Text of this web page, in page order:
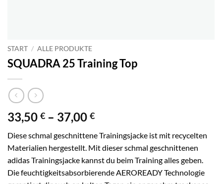
START / ALLE PRODUKTE
SQUADRA 25 Training Top
33,50 € – 37,00 €Preisspanne:
bis
37,00 €
Diese schmal geschnittene Trainingsjacke ist mit recycelten
Materialien hergestellt. Mit dieser schmal geschnittenen
adidas Trainingsjacke kannst du beim Training alles geben.
Die feuchtigkeitsabsorbierende AEROREADY Technologie